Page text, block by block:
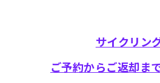
サイクリン
ご予約からご返却ま